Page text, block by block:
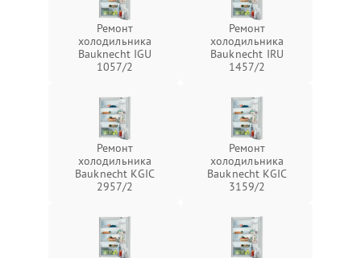
Ремонт
холодильника
Bauknecht IGU
1057/2
Ремонт
холодильника
Bauknecht IRU
1457/2
Ремонт
холодильника
Bauknecht KGIC
2957/2
Ремонт
холодильника
Bauknecht KGIC
3159/2